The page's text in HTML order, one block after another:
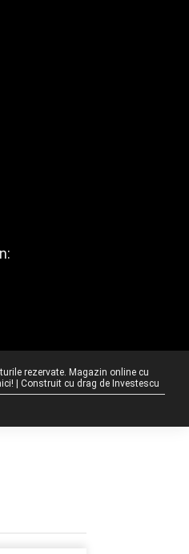
rezervate. Magazin online cu
| Construit cu drag de Investescu